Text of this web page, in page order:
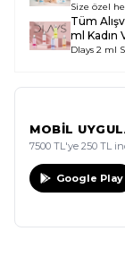
Size özel
Tüm
ml Kadın
Dlays 2 ml
MOBİL
7500 TL'ye 250 TL
Google Play